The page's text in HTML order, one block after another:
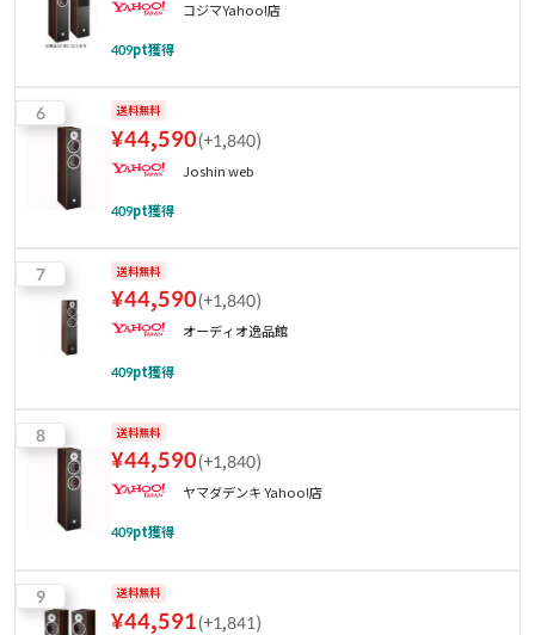
コジマYahoo!店
409pt獲得
6 送料無料
¥44,590(+1,840)
Joshin web
409pt獲得
7 送料無料
¥44,590(+1,840)
オーディオ逸品館
409pt獲得
8 送料無料
¥44,590(+1,840)
ヤマダデンキ Yahoo!店
409pt獲得
9 送料無料
¥44,591(+1,841)